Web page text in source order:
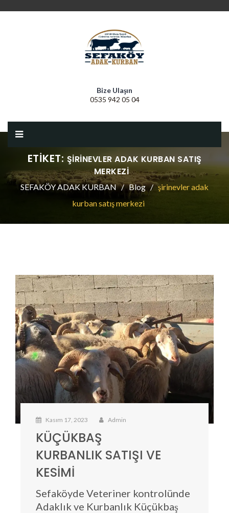
Bize Ulaşın
0535 942 05 04
ETIKET: ŞIRINEVLER ADAK KURBAN SATIŞ
MERKEZI
SEFAKÖY ADAK KURBAN Blog
şirinevler adak
kurban satış merkezi
Kasım 17, 2023 Admin
KÜÇÜKBAŞ
KURBANLIK SATIŞI VE
KESİMİ
Sefaköyde Veteriner kontrolünde
Adaklık ve Kurbanlık Küçükbaş